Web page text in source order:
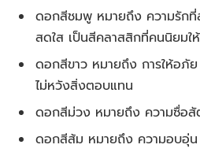
ดอกสีชมพู หมายถึง ความรัก
สดใส เป็นสีคลาสสิกที่คนนิยมให้
ดอกสีขาว หมายถึง การให้อภัย
ไม่หวังสิ่งตอบแทน
ดอกสีม่วง หมายถึง ความซื่อสั
ดอกสีส้ม หมายถึง ความอบอุ่น